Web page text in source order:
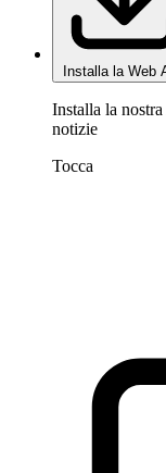
Installa la Web
Installa la
notizie
Tocca